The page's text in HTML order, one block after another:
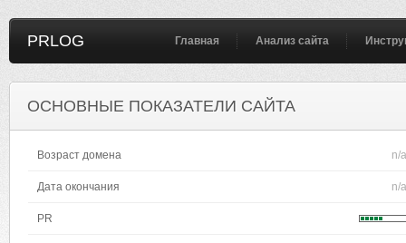
PRLOG Главная Анализ сайта
ОСНОВНЫЕ ПОКАЗАТЕЛИ САЙТА
Возраст домена n/a
Дата окончания n/a
PR